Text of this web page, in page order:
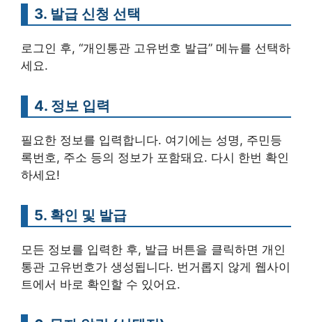
3. 발급 신청 선택
로그인 후, “개인통관 고유번호 발급” 메뉴를 선택하
세요.
4. 정보 입력
필요한 정보를 입력합니다. 여기에는 성명, 주민등
록번호, 주소 등의 정보가 포함돼요. 다시 한번 확인
하세요!
5. 확인 및 발급
모든 정보를 입력한 후, 발급 버튼을 클릭하면 개인
통관 고유번호가 생성됩니다. 번거롭지 않게 웹사이
트에서 바로 확인할 수 있어요.